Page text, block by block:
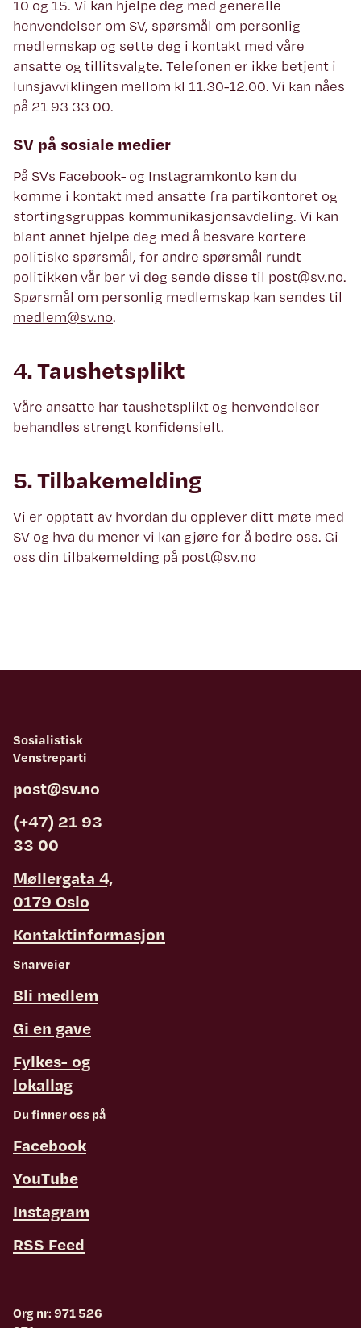
10 og 15. Vi kan hjelpe deg med generelle
henvendelser om SV, spørsmål om personlig
medlemskap og sette deg i kontakt med våre
ansatte og tillitsvalgte. Telefonen er ikke betjent i
lunsjavviklingen mellom kl 11.30-12.00. Vi kan nåes
på 21 93 33 00.
SV på sosiale medier
På SVs Facebook- og Instagramkonto kan du
komme i kontakt med ansatte fra partikontoret og
stortingsgruppas kommunikasjonsavdeling. Vi kan
blant annet hjelpe deg med å besvare kortere
politiske spørsmål, for andre spørsmål rundt
politikken vår ber vi deg sende disse til post@sv.no.
Spørsmål om personlig medlemskap kan sendes til
medlem@sv.no.
4. Taushetsplikt
Våre ansatte har taushetsplikt og henvendelser
behandles strengt konfidensielt.
5. Tilbakemelding
Vi er opptatt av hvordan du opplever ditt møte med
SV og hva du mener vi kan gjøre for å bedre oss. Gi
oss din tilbakemelding på post@sv.no
Sosialistisk
Venstreparti
post@sv.no
(+47) 21 93
33 00
Møllergata 4,
0179 Oslo
Kontaktinformasjon
Snarveier
Bli medlem
Gi en gave
Fylkes- og
lokallag
Du finner oss på
Facebook
YouTube
Instagram
RSS Feed
Org nr: 971 526